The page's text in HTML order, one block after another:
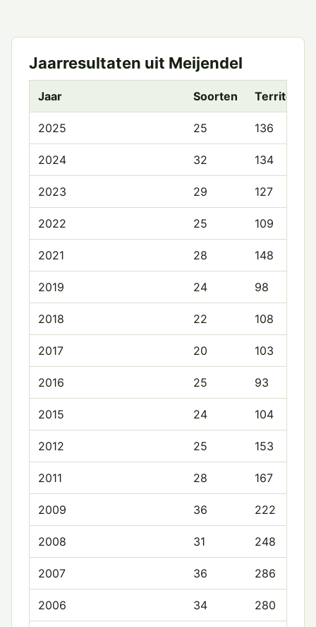
Jaarresultaten uit Meijendel
Jaar Soorten Territoria
2025 25 136
2024 32 134
2023 29 127
2022 25 109
2021 28 148
2019 24 98
2018 22 108
2017 20 103
2016 25 93
2015 24 104
2012 25 153
2011 28 167
2009 36 222
2008 31 248
2007 36 286
2006 34 280